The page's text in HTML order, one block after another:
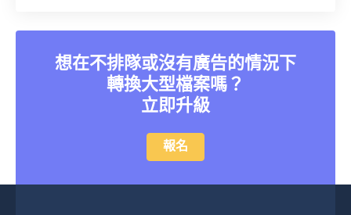
想在不排隊或沒有廣告的情況下
轉換大型檔案嗎？
立即升級
報名